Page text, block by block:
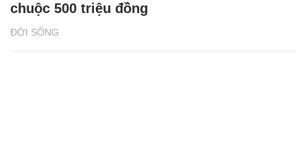
ĐỜI SỐNG
chuộc 500 triệu đồng